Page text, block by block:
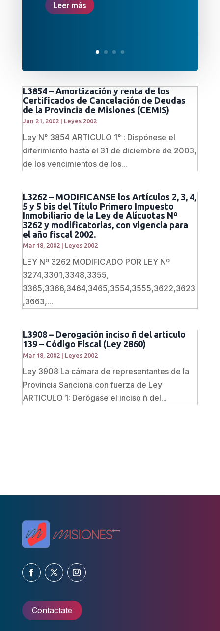
Leer más
L3854 – Amortización y renta de los
Certificados de Cancelación de Deudas
de la Provincia de Misiones (CEMIS)
Jun 21, 2002| Leyes 2002
Ley N° 3854 ARTICULO 1° : Dispónese el
diferimiento hasta el 31 de diciembre de 2003,
de los vencimientos de los...
L3262 – MODIFICANSE los Artículos 2, 3, 4,
5 y 5 bis del Título Primero Impuesto
Inmobiliario de la Ley de Alícuotas Nº
3262 y modificatorias, con vigencia para
el año fiscal 2002.
Mar 18, 2002| Leyes 2002
LEY Nº 3262 MODIFICADO POR LEY Nº
3274,3301,3348,3355,
3365,3366,3464,3465,3554,3555,3622,3623
,3663,...
L3908 – Derogación inciso ñ del artículo
139 – Código Fiscal (Ley 2860)
Mar 18, 2002| Leyes 2002
Ley 3908 La cámara de representantes de la
Provincia Sanciona con fuerza de Ley
ARTICULO 1: Derógase el inciso ñ del...
Contactate